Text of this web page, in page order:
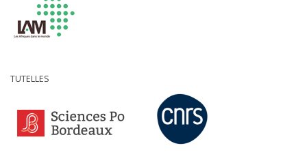
TUTELLES